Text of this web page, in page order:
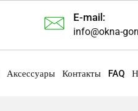
E-mail:
info@okna-
Аксессуары Контакты FAQ